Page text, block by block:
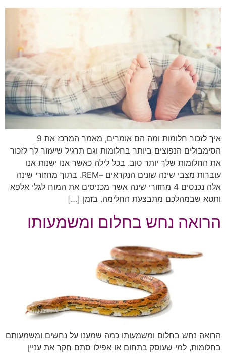
איך לזכור חלומות ומה הם אומרים, מאמר המרכז את 9
הסימבולים הנפוצים ביותר בחלומות וגם תרגיל שיעזור לך לזכור
את החלומות שלך יותר טוב. בכל לילה כאשר אנו ישנות אנו
עוברות מצבי שינה שונים הנקראים –REM. בתוך מחזורי שינה
אלה נכנסים 4 מחזורי שינה אשר מכניסים את המוח לגלי אלפא
ותטא שבמהלכם מתבצעת החלימה. בזמן […]
הרואה נחש בחלום ומשמעותו
הרואה נחש בחלום ומשמעותו כמה שמענו על נחשים ומשמעותם
בחלומות, למי שעוסק בתחום או אפילו סתם חקר את עניין